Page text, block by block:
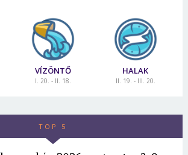
VÍZÖNTŐ
I. 20. - II. 18.
HALAK
II. 19. - III. 20.
TOP 5